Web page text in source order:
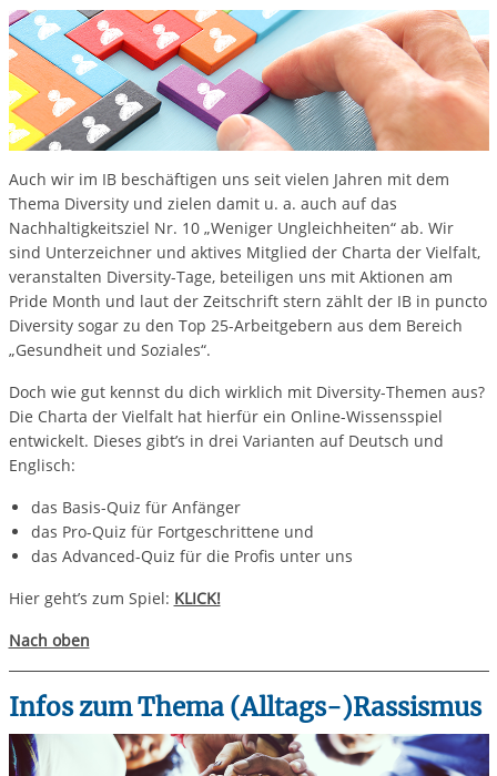
Auch wir im IB beschäftigen uns seit vielen Jahren mit dem
Thema Diversity und zielen damit u. a. auch auf das
Nachhaltigkeitsziel Nr. 10 „Weniger Ungleichheiten“ ab. Wir
sind Unterzeichner und aktives Mitglied der Charta der Vielfalt,
veranstalten Diversity-Tage, beteiligen uns mit Aktionen am
Pride Month und laut der Zeitschrift stern zählt der IB in puncto
Diversity sogar zu den Top 25-Arbeitgebern aus dem Bereich
„Gesundheit und Soziales“.
Doch wie gut kennst du dich wirklich mit Diversity-Themen aus?
Die Charta der Vielfalt hat hierfür ein Online-Wissensspiel
entwickelt. Dieses gibt’s in drei Varianten auf Deutsch und
Englisch:
das Basis-Quiz für Anfänger
das Pro-Quiz für Fortgeschrittene und
das Advanced-Quiz für die Profis unter uns
Hier geht’s zum Spiel: KLICK!
Nach oben
Infos zum Thema (Alltags-)Rassismus